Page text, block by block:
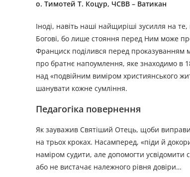
о. Тимотей Т. Коцур, ЧСВВ – Ватикан
Іноді, навіть наші найщиріші зусилля на
Богові, бо лише стояння перед Ним може
Франциск поділився перед проказуванням
про братнє напоумлення, яке знаходимо в
над «подвійним виміром християнського
шанувати кожне сумління.
Педагогіка повернення
Як зауважив Святіший Отець, щоби
на трьох кроках. Насамперед, «піди й
наміром судити, але допомогти
або не вистачає належного рівня довіри…